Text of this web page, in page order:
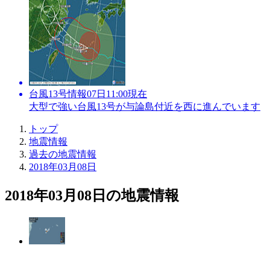
台風13号情報07日11:00現在
大型で強い台風13号が与論島付近を西に進んでいます
トップ
地震情報
過去の地震情報
2018年03月08日
2018年03月08日の地震情報